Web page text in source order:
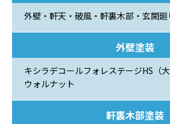
外壁・軒天・破風・軒裏木部・玄関
外壁塗装
キシラデコールフォレステージHS（大
ウォルナット
軒裏木部塗装